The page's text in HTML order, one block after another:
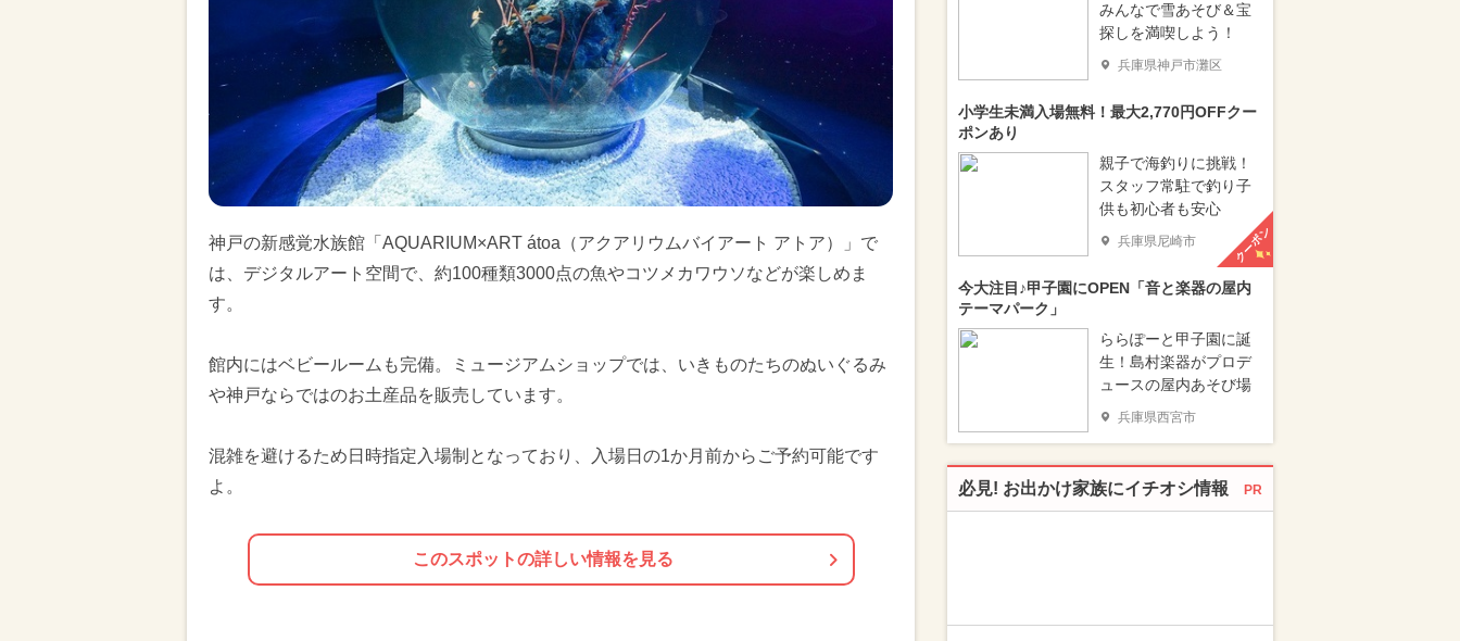
神戸の新感覚水族館「AQUARIUM×ART átoa（アクアリウムバイアート アトア）」で
は、デジタルアート空間で、約100種類3000点の魚やコツメカワウソなどが楽しめま
す。
館内にはベビールームも完備。ミュージアムショップでは、いきものたちのぬいぐるみ
や神戸ならではのお土産品を販売しています。
混雑を避けるため日時指定入場制となっており、入場日の1か月前からご予約可能です
よ。
このスポットの詳しい情報を見る
みんなで雪あそび＆宝
探しを満喫しよう！
兵庫県神戸市灘区
小学生未満入場無料！最大2,770円OFFクー
ポンあり
親子で海釣りに挑戦！
スタッフ常駐で釣り子
供も初心者も安心
兵庫県尼崎市 クーポン
今大注目♪甲子園にOPEN「音と楽器の屋内
テーマパーク」
ららぽーと甲子園に誕
生！島村楽器がプロデ
ュースの屋内あそび場
兵庫県西宮市
必見! お出かけ家族にイチオシ情報 PR